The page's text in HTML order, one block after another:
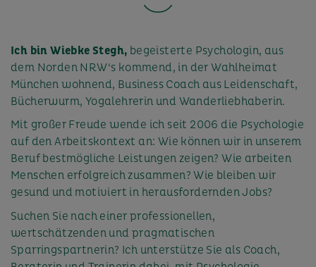
Ich bin Wiebke Stegh, begeisterte Psychologin, aus
dem Norden NRW‘s kommend, in der Wahlheimat
München wohnend, Business Coach aus Leidenschaft,
Bücherwurm, Yogalehrerin und Wanderliebhaberin.
Mit großer Freude wende ich seit 2006 die Psychologie
auf den Arbeitskontext an: Wie können wir in unserem
Beruf bestmögliche Leistungen zeigen? Wie arbeiten
Menschen erfolgreich zusammen? Wie bleiben wir
gesund und motiviert in herausfordernden Jobs?
Suchen Sie nach einer professionellen,
wertschätzenden und pragmatischen
Sparringspartnerin? Ich unterstütze Sie als Coach,